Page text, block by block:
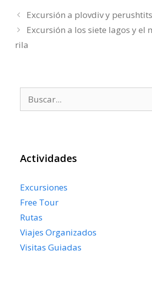
Excursión a plovdiv y
Excursión a los siete lagos y el
rila
Actividades
Excursiones
Free Tour
Rutas
Viajes Organizados
Visitas Guiadas